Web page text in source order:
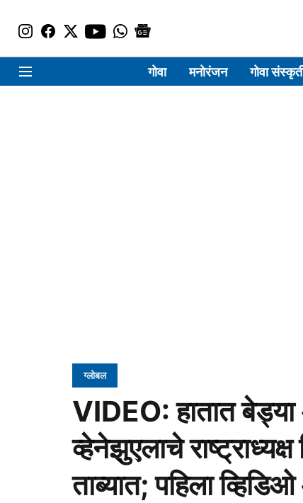
गोवा मनोरंजन गोवा
ग्लोबल
VIDEO: हातात बेड्या
व्हेनेझुएलाचे
ताब्यात; पहिला